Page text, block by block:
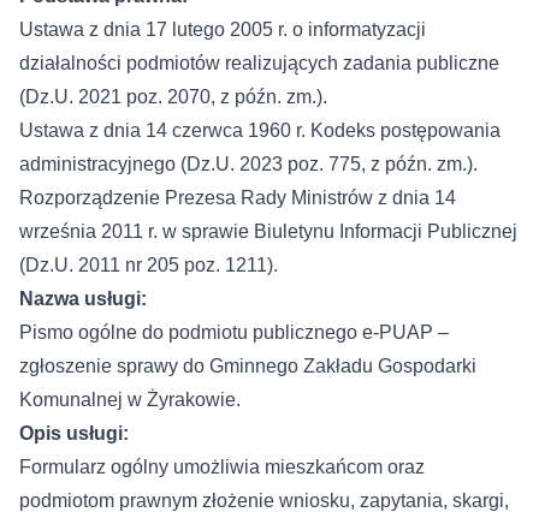
Ustawa z dnia 17 lutego 2005 r. o informatyzacji
działalności podmiotów realizujących zadania publiczne
(Dz.U. 2021 poz. 2070, z późn. zm.).
Ustawa z dnia 14 czerwca 1960 r. Kodeks postępowania
administracyjnego (Dz.U. 2023 poz. 775, z późn. zm.).
Rozporządzenie Prezesa Rady Ministrów z dnia 14
września 2011 r. w sprawie Biuletynu Informacji Publicznej
(Dz.U. 2011 nr 205 poz. 1211).
Nazwa usługi:
Pismo ogólne do podmiotu publicznego e-PUAP –
zgłoszenie sprawy do Gminnego Zakładu Gospodarki
Komunalnej w Żyrakowie.
Opis usługi:
Formularz ogólny umożliwia mieszkańcom oraz
podmiotom prawnym złożenie wniosku, zapytania, skargi,